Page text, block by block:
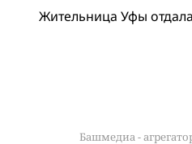
Жительница Уфы
Башмедиа -